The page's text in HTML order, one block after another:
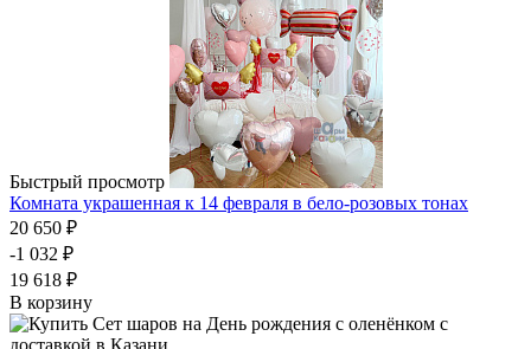
Быстрый просмотр
Комната украшенная к 14 февраля в бело-розовых тонах
20 650 ₽
-1 032 ₽
19 618 ₽
В корзину